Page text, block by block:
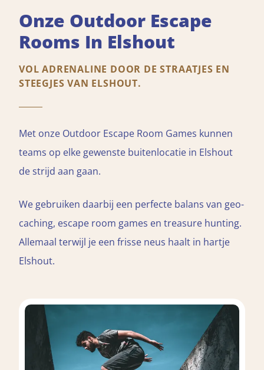
Onze Outdoor Escape
Rooms In Elshout
VOL ADRENALINE DOOR DE STRAATJES EN
STEEGJES VAN ELSHOUT.
Met onze Outdoor Escape Room Games kunnen
teams op elke gewenste buitenlocatie in Elshout
de strijd aan gaan.
We gebruiken daarbij een perfecte balans van geo-
caching, escape room games en treasure hunting.
Allemaal terwijl je een frisse neus haalt in hartje
Elshout.